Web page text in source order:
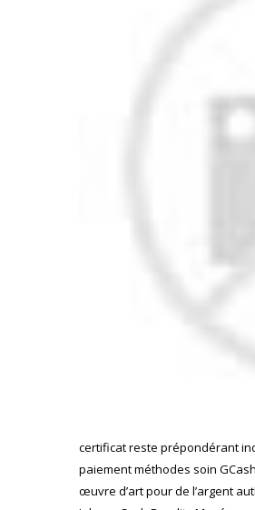
certificat reste prépondérant
paiement méthodes soin
œuvre d’art pour de l’argent